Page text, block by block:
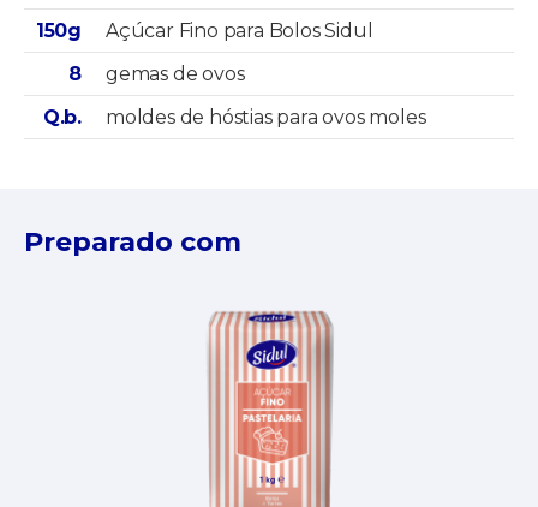
150g
Açúcar Fino para Bolos Sidul
8
gemas de ovos
Q.b.
moldes de hóstias para ovos moles
Preparado com